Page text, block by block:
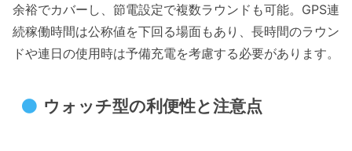
余裕でカバーし、節電設定で複数ラウンドも可能。GPS連
続稼働時間は公称値を下回る場面もあり、長時間のラウン
ドや連日の使用時は予備充電を考慮する必要があります。
ウォッチ型の利便性と注意点